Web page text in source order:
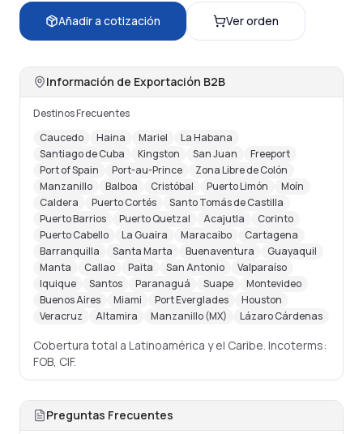
Añadir a cotización Ver orden
Información de Exportación B2B
Destinos Frecuentes
Caucedo
Haina Mariel
La Habana
Santiago de Cuba
Kingston San Juan
Freeport
Port of Spain
Port-au-Prince
Zona Libre de Colón
Manzanillo
Balboa Cristóbal Puerto Limón
Moín
Caldera
Puerto Cortés
Santo Tomás de Castilla
Puerto Barrios
Puerto Quetzal Acajutla
Corinto
Puerto Cabello
La Guaira Maracaibo
Cartagena
Barranquilla
Santa Marta Buenaventura
Guayaquil
Manta
Callao Paita San Antonio
Valparaíso
Iquique
Santos Paranaguá Suape
Montevideo
Buenos Aires
Miami Port Everglades
Houston
Veracruz
Altamira Manzanillo (MX) Lázaro Cárdenas
Cobertura total a Latinoamérica y el Caribe. Incoterms:
FOB, CIF.
Preguntas Frecuentes